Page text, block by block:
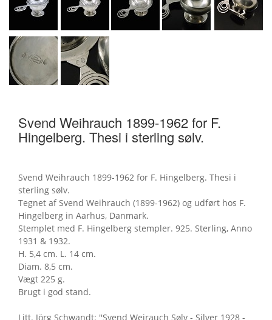
Svend Weihrauch 1899-1962 for F.
Hingelberg. Thesi i sterling sølv.
Svend Weihrauch 1899-1962 for F. Hingelberg. Thesi i
sterling sølv.
Tegnet af Svend Weihrauch (1899-1962) og udført hos F.
Hingelberg in Aarhus, Danmark.
Stemplet med F. Hingelberg stempler. 925. Sterling, Anno
1931 & 1932.
H. 5,4 cm. L. 14 cm.
Diam. 8,5 cm.
Vægt 225 g.
Brugt i god stand.
Litt. Jörg Schwandt: ''Svend Weirauch Sølv - Silver 1928 -